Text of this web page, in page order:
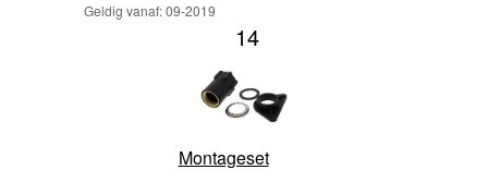
Geldig vanaf: 09-2019
14
Montageset